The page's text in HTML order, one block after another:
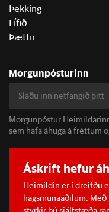
Þekking
Lífið
Þættir
Morgunpósturinn
Morgunpóstur
sem hafa áhuga á fréttum
Áskrift hefur
Heimildin er í dreifðu
hagsmunaaðilum.